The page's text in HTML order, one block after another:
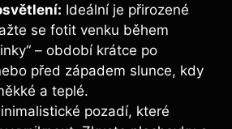
Ideální je přirozené
se fotit venku během
– období krátce po
před západem slunce, kdy
a teplé.
pozadí, které